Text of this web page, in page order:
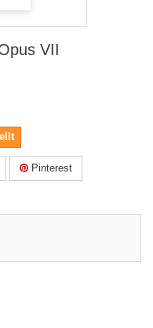
VII
Pinterest